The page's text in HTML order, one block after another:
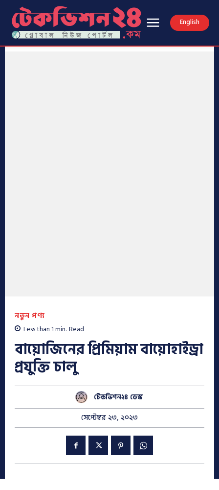
English
নতুন পণ্য
Less than 1min. Read
বায়োজিনের প্রিমিয়াম বায়োহাইড্রা
প্রযুক্তি চালু
টেকভিশন২৪ ডেস্ক
সেপ্টেম্বর ২৩, ২০২৩